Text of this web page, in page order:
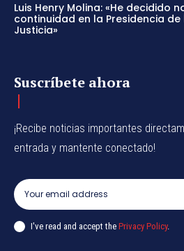
Luis Henry Molina: «He decidido
continuidad en la Presidencia
Justicia»
Suscríbete ahora
¡Recibe noticias importantes
entrada y mantente conectado!
I've read and accept the Privacy Policy.